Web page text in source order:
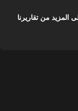
من تقاريرنا